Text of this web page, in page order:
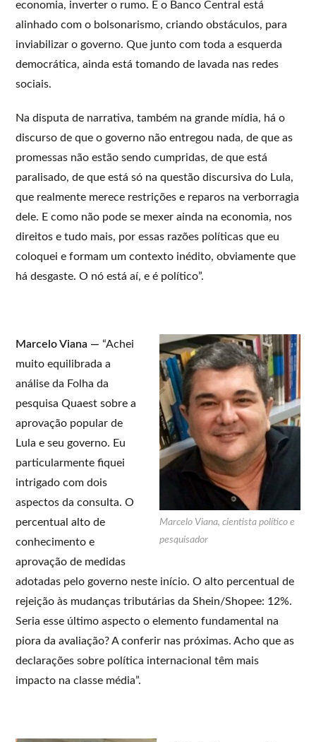
economia, inverter o rumo. E o Banco Central está
alinhado com o bolsonarismo, criando obstáculos, para
inviabilizar o governo. Que junto com toda a esquerda
democrática, ainda está tomando de lavada nas redes
sociais.
Na disputa de narrativa, também na grande mídia, há o
discurso de que o governo não entregou nada, de que as
promessas não estão sendo cumpridas, de que está
paralisado, de que está só na questão discursiva do Lula,
que realmente merece restrições e reparos na verborragia
dele. E como não pode se mexer ainda na economia, nos
direitos e tudo mais, por essas razões políticas que eu
coloquei e formam um contexto inédito, obviamente que
há desgaste. O nó está aí, e é político”.
Marcelo Viana, cientista político e
pesquisador
Marcelo Viana — “Achei
muito equilibrada a
análise da Folha da
pesquisa Quaest sobre a
aprovação popular de
Lula e seu governo. Eu
particularmente fiquei
intrigado com dois
aspectos da consulta. O
percentual alto de
conhecimento e
aprovação de medidas
adotadas pelo governo neste início. O alto percentual de
rejeição às mudanças tributárias da Shein/Shopee: 12%.
Seria esse último aspecto o elemento fundamental na
piora da avaliação? A conferir nas próximas. Acho que as
declarações sobre política internacional têm mais
impacto na classe média”.